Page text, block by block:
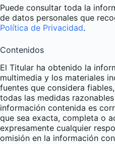
Puede consultar toda la
de datos personales que
Política de Privacidad.
Contenidos
El Titular ha obtenido la
multimedia y los materiales
fuentes que considera
todas las medidas
información contenida es
que sea exacta, completa o
expresamente cualquier
omisión en la información